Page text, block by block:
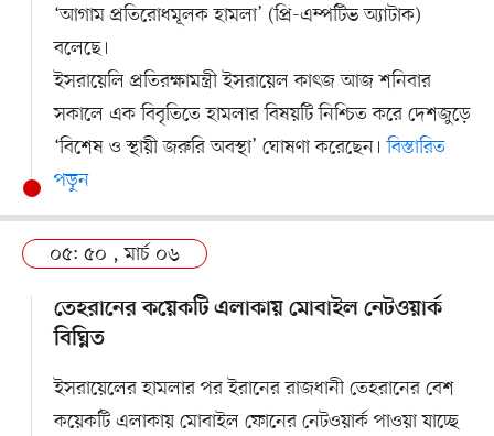
‘আগাম প্রতিরোধমূলক হামলা’ (প্রি-এম্পটিভ অ্যাটাক)
বলেছে।
ইসরায়েলি প্রতিরক্ষামন্ত্রী ইসরায়েল কাৎজ আজ শনিবার
সকালে এক বিবৃতিতে হামলার বিষয়টি নিশ্চিত করে দেশজুড়ে
‘বিশেষ ও স্থায়ী জরুরি অবস্থা’ ঘোষণা করেছেন।বিস্তারিত
পড়ুন
০৫: ৫০ , মার্চ ০৬
তেহরানের কয়েকটি এলাকায় মোবাইল নেটওয়ার্ক
বিঘ্নিত
ইসরায়েলের হামলার পর ইরানের রাজধানী তেহরানের বেশ
কয়েকটি এলাকায় মোবাইল ফোনের নেটওয়ার্ক পাওয়া যাচ্ছে